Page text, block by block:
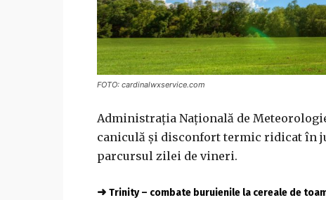
FOTO: cardinalwxservice.com
Administraţia Naţională de
caniculă şi disconfort termic ridicat în
parcursul zilei de vineri.
➜ Trinity – combate buruienile la cereale de